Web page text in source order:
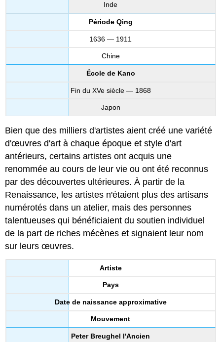
Inde
Période Qing
1636 — 1911
Chine
École de Kano
Fin du XVe siècle — 1868
Japon
Bien que des milliers d'artistes aient créé une variété
d'œuvres d'art à chaque époque et style d'art
antérieurs, certains artistes ont acquis une
renommée au cours de leur vie ou ont été reconnus
par des découvertes ultérieures. À partir de la
Renaissance, les artistes n'étaient plus des artisans
numérotés dans un atelier, mais des personnes
talentueuses qui bénéficiaient du soutien individuel
de la part de riches mécènes et signaient leur nom
sur leurs œuvres.
Artiste
Pays
Date de naissance approximative
Mouvement
Peter Breughel l'Ancien